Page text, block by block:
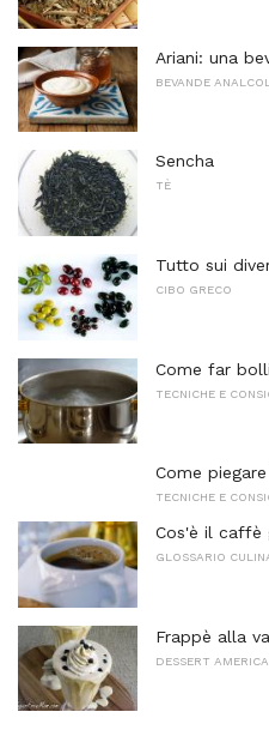
Ariani: una
BEVANDE
Sencha
TÈ
Tutto sui
CIBO GRECO
Come far
TECNICHE E
Come
TECNICHE E
Cos'è il caffè
GLOSSARIO
Frappè alla
DESSERT